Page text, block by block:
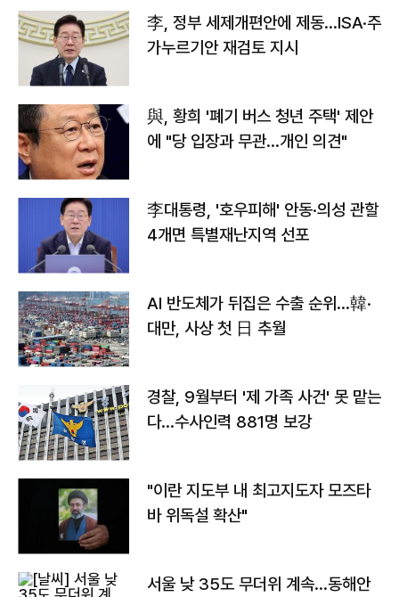
李, 정부 세제개편안에 제동…ISA·주
가누르기안 재검토 지시
與, 황희 '폐기 버스 청년 주택' 제안
에 "당 입장과 무관…개인 의견"
李대통령, '호우피해' 안동·의성 관할
4개면 특별재난지역 선포
AI 반도체가 뒤집은 수출 순위…韓·
대만, 사상 첫 日 추월
경찰, 9월부터 '제 가족 사건' 못 맡는
다…수사인력 881명 보강
"이란 지도부 내 최고지도자 모즈타
바 위독설 확산"
서울 낮 35도 무더위 계속…동해안